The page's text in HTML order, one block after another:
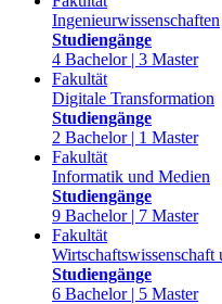
Ingenieurwissenschaften
Studiengänge
4 Bachelor | 3 Master
Fakultät
Digitale Transformation
Studiengänge
2 Bachelor | 1 Master
Fakultät
Informatik und Medien
Studiengänge
9 Bachelor | 7 Master
Fakultät
Wirtschaftswissenschaft
Studiengänge
6 Bachelor | 5 Master